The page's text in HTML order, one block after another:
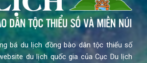
bá du lịch đồng bào dân tộc thiểu số
du lịch quốc gia của Cục Du lịch